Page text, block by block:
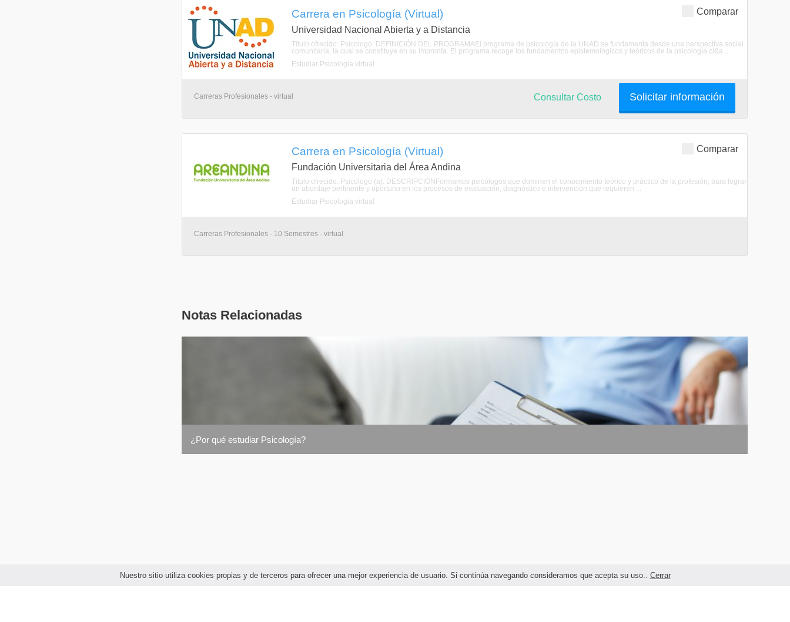
Nuestro sitio utiliza cookies propias y de terceros para ofrecer una mejor experiencia de usuario. Si continúa navegando consideramos que acepta su uso.. Cerrar
Comparar
Carrera en Psicología (Virtual)
Universidad Nacional Abierta y a Distancia
Título ofrecido: Psicologo. DEFINICIÓN DEL PROGRAMAEl programa de psicología de la UNAD se fundamenta desde una perspectiva social
comunitaria, la cual se constituye en su impronta. El programa recoge los fundamentos epistemológicos y teóricos de la psicología cl&a ...
Estudiar Psicología virtual
Carreras Profesionales - virtual Solicitar información
Consultar Costo
Comparar
Carrera en Psicología (Virtual)
Fundación Universitaria del Área Andina
Título ofrecido: Psicólogo (a). DESCRIPCIÓNFormamos psicólogos que dominen el conocimiento teórico y práctico de la profesión, para lograr
un abordaje pertinente y oportuno en los procesos de evaluación, diagnóstico e intervención que requieren ...
Estudiar Psicología virtual
Carreras Profesionales - 10 Semestres - virtual
Notas Relacionadas
¿Por qué estudiar Psicología?